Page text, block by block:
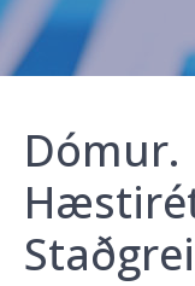
Dómur.